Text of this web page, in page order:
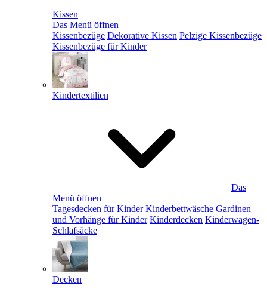
Kissen
Das Menü öffnen
Kissenbezüge Dekorative Kissen Pelzige Kissenbezüge
Kissenbezüge für Kinder
Kindertextilien
Das
Menü öffnen
Tagesdecken für Kinder Kinderbettwäsche Gardinen
und Vorhänge für Kinder Kinderdecken Kinderwagen-
Schlafsäcke
Decken